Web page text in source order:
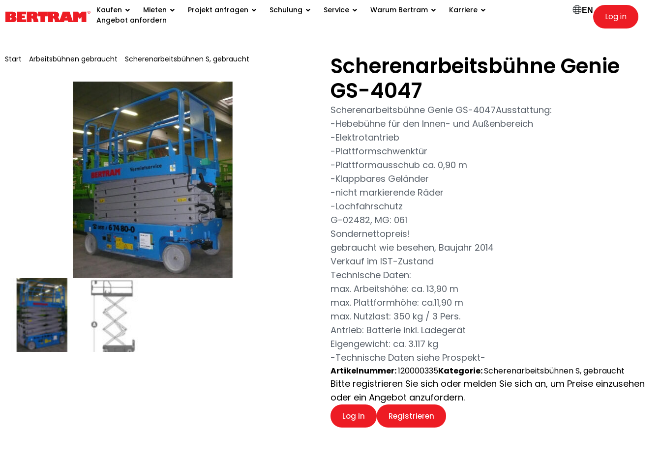
Kaufen Mieten Projekt anfragen Schulung Service Warum Bertram
Karriere
Angebot anfordern
EN
Log in
Start Arbeitsbühnen gebraucht
Scherenarbeitsbühnen S, gebraucht
Scherenarbeitsbühne Genie
GS-4047
Scherenarbeitsbühne Genie GS-4047Ausstattung:
-Hebebühne für den Innen- und Außenbereich
-Elektrotantrieb
-Plattformschwenktür
-Plattformausschub ca. 0,90 m
-Klappbares Geländer
-nicht markierende Räder
-Lochfahrschutz
G-02482, MG: 061
Sondernettopreis!
gebraucht wie besehen, Baujahr 2014
Verkauf im IST-Zustand
Technische Daten:
max. Arbeitshöhe: ca. 13,90 m
max. Plattformhöhe: ca.11,90 m
max. Nutzlast: 350 kg / 3 Pers.
Antrieb: Batterie inkl. Ladegerät
Eigengewicht: ca. 3.117 kg
-Technische Daten siehe Prospekt-
Artikelnummer:120000335Kategorie:Scherenarbeitsbühnen S, gebraucht
Bitte registrieren Sie sich oder melden Sie sich an, um Preise einzusehen
oder ein Angebot anzufordern.
Log in Registrieren